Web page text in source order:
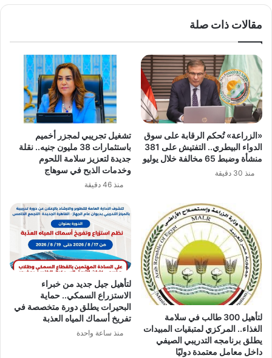
المصري
مقالات ذات صلة
«الزراعة» تُحكم الرقابة على سوق
الدواء البيطري.. التفتيش على 381
منشأة وضبط 65 مخالفة خلال يوليو
منذ 30 دقيقة
تشغيل تجريبي لمجزر أخميم
باستثمارات 38 مليون جنيه.. نقلة
جديدة لتعزيز سلامة اللحوم
وخدمات الذبح في سوهاج
منذ 46 دقيقة
لتأهيل 300 طالب في سلامة
الغذاء.. المركزي لمتبقيات المبيدات
يطلق برنامجه التدريبي الصيفي
داخل معامل معتمدة دوليًا
لتأهيل جيل جديد من خبراء
الاستزراع السمكي.. حماية
البحيرات يطلق دورة متخصصة في
تفريخ أسماك المياه العذبة
منذ ساعة واحدة